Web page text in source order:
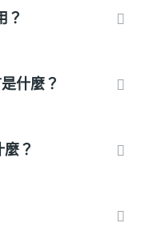
？
什麼？
？